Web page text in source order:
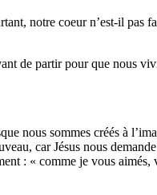
notre coeur n’est-il pas
de partir pour que nous
nous sommes créés à
car Jésus nous
: « comme je vous